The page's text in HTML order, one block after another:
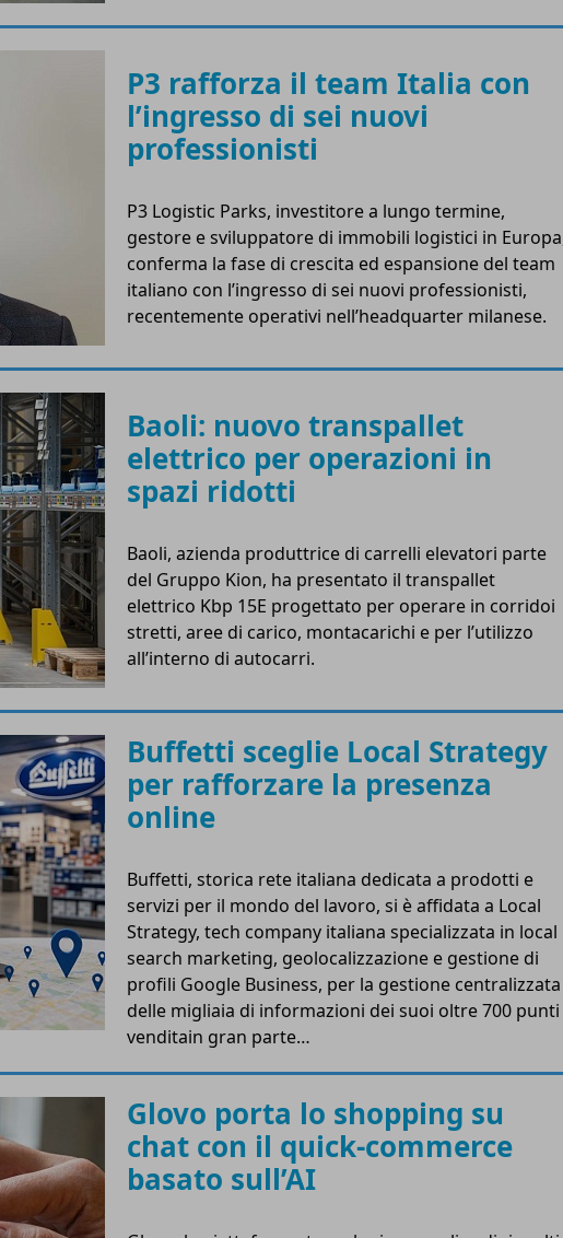
P3 rafforza il team Italia con
l’ingresso di sei nuovi
professionisti
P3 Logistic Parks, investitore a lungo termine,
gestore e sviluppatore di immobili logistici in
conferma la fase di crescita ed espansione del team
italiano con l’ingresso di sei nuovi professionisti,
recentemente operativi nell’headquarter milanese.
Baoli: nuovo transpallet
elettrico per operazioni in
spazi ridotti
Baoli, azienda produttrice di carrelli elevatori parte
del Gruppo Kion, ha presentato il transpallet
elettrico Kbp 15E progettato per operare in corridoi
stretti, aree di carico, montacarichi e per l’utilizzo
all’interno di autocarri.
Buffetti sceglie Local Strategy
per rafforzare la presenza
online
Buffetti, storica rete italiana dedicata a prodotti e
servizi per il mondo del lavoro, si è affidata a Local
Strategy, tech company italiana specializzata in local
search marketing, geolocalizzazione e gestione di
profili Google Business, per la gestione centralizzata
delle migliaia di informazioni dei suoi oltre 700 punti
venditain gran parte…
Glovo porta lo shopping su
chat con il quick-commerce
basato sull’AI